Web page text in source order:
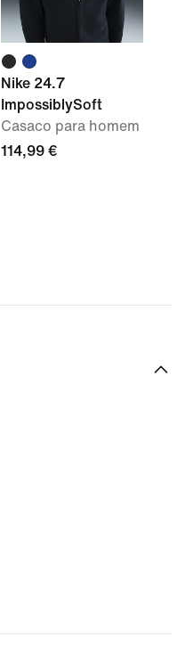
Nike 24.7
ImpossiblySoft
Casaco para homem
114,99 €